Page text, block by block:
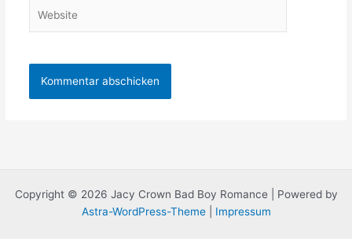
Copyright © 2026 Jacy Crown Bad Boy Romance | Powered by
Astra-WordPress-Theme| Impressum